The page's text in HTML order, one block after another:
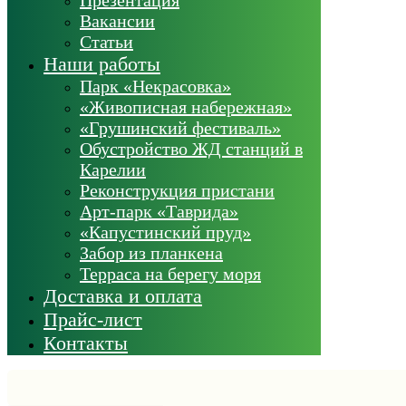
Вакансии
Статьи
Наши работы
Парк «Некрасовка»
«Живописная набережная»
«Грушинский фестиваль»
Обустройство ЖД станций в
Карелии
Реконструкция пристани
Арт-парк «Таврида»
«Капустинский пруд»
Забор из планкена
Терраса на берегу моря
Доставка и оплата
Прайс-лист
Контакты